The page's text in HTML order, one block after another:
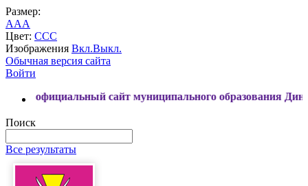
Размер:
AAA
Цвет: CCC
Изображения Вкл.Выкл.
Обычная версия сайта
Войти
сайт муниципального образования Динской район
Поиск
Все результаты